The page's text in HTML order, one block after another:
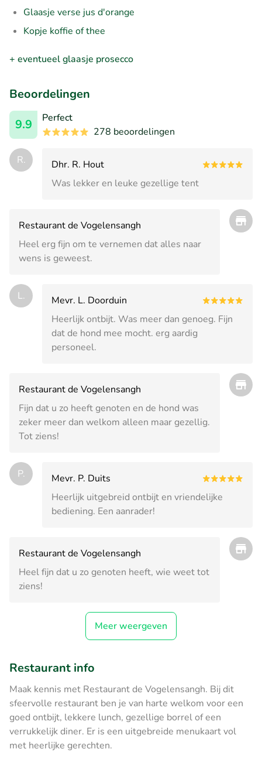
Glaasje verse jus d'orange
Kopje koffie of thee
+ eventueel glaasje prosecco
Beoordelingen
9.9
Perfect
278 beoordelingen
R.
Dhr. R. Hout
Was lekker en leuke gezellige tent
Restaurant de Vogelensangh
Heel erg fijn om te vernemen dat alles naar
wens is geweest.
L.
Mevr. L. Doorduin
Heerlijk ontbijt. Was meer dan genoeg. Fijn
dat de hond mee mocht. erg aardig
personeel.
Restaurant de Vogelensangh
Fijn dat u zo heeft genoten en de hond was
zeker meer dan welkom alleen maar gezellig.
Tot ziens!
P.
Mevr. P. Duits
Heerlijk uitgebreid ontbijt en vriendelijke
bediening. Een aanrader!
Restaurant de Vogelensangh
Heel fijn dat u zo genoten heeft, wie weet tot
ziens!
Meer weergeven
Restaurant info
Maak kennis met Restaurant de Vogelensangh. Bij dit
sfeervolle restaurant ben je van harte welkom voor een
goed ontbijt, lekkere lunch, gezellige borrel of een
verrukkelijk diner. Er is een uitgebreide menukaart vol
met heerlijke gerechten.